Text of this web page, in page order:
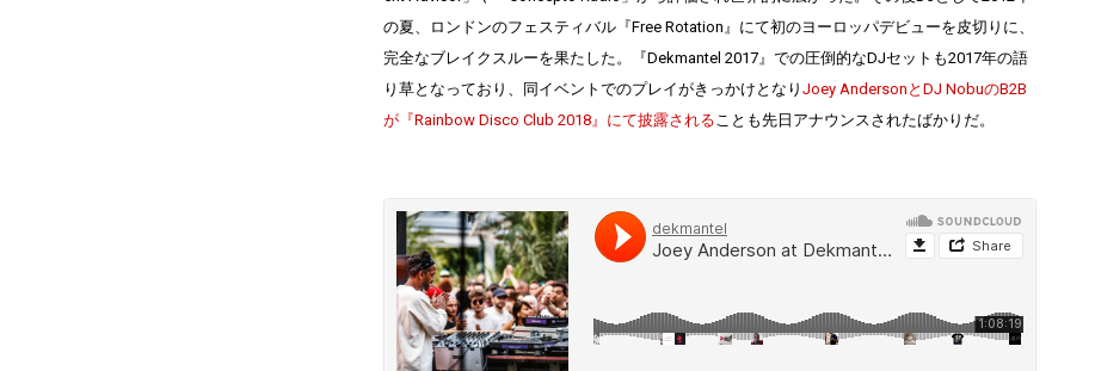
の夏、ロンドンのフェスティバル『Free Rotation』にて初のヨーロッパデビューを皮切りに、
完全なブレイクスルーを果たした。『Dekmantel 2017』での圧倒的なDJセットも2017年の語
り草となっており、同イベントでのプレイがきっかけとなり Joey AndersonとDJ NobuのB2B
が『Rainbow Disco Club 2018』にて披露されることも先日アナウンスされたばかりだ。